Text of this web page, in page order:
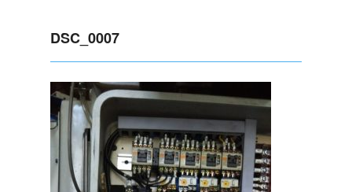
DSC_0007